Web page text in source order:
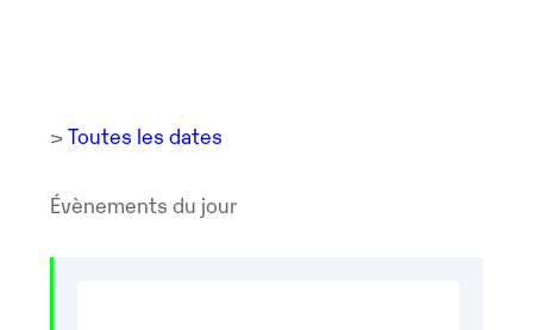
> Toutes les dates
Évènements du jour